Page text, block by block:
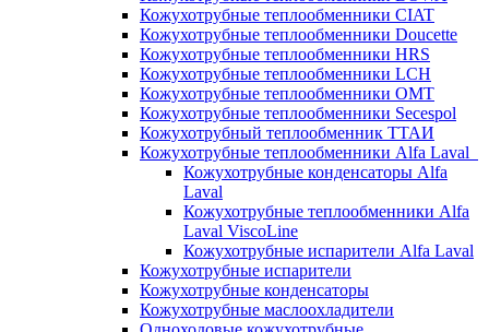
Кожухотрубные теплообменники CIAT
Кожухотрубные теплообменники Doucette
Кожухотрубные теплообменники HRS
Кожухотрубные теплообменники LCH
Кожухотрубные теплообменники OMT
Кожухотрубные теплообменники Secespol
Кожухотрубный теплообменник ТТАИ
Кожухотрубные теплообменники Alfa Laval
Кожухотрубные конденсаторы Alfa
Laval
Кожухотрубные теплообменники Alfa
Laval ViscoLine
Кожухотрубные испарители Alfa Laval
Кожухотрубные испарители
Кожухотрубные конденсаторы
Кожухотрубные маслоохладители